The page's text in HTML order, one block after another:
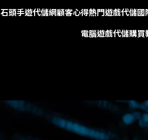
石頭手遊代儲網顧客心得熱門遊戲代儲國
電腦遊戲代儲購買